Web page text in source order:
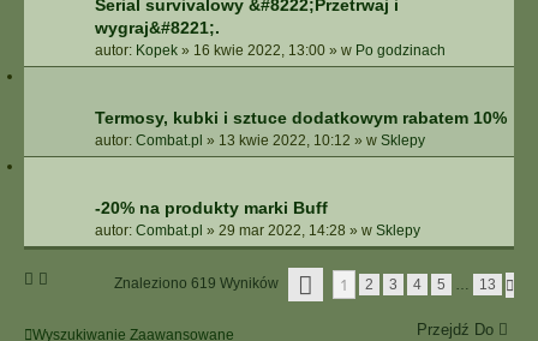
Serial survivalowy &#8222;Przetrwaj i
wygraj&#8221;.
autor: Kopek » 16 kwie 2022, 13:00 » w Po godzinach
Termosy, kubki i sztuce dodatkowym rabatem 10%
autor: Combat.pl » 13 kwie 2022, 10:12 » w Sklepy
-20% na produkty marki Buff
autor: Combat.pl » 29 mar 2022, 14:28 » w Sklepy
Znaleziono 619 Wyników 1 2 3 4 5 … 13
Wyszukiwanie Zaawansowane Przejdź Do